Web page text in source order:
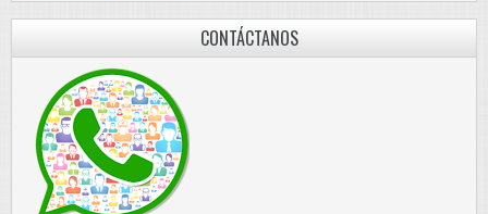
CONTÁCTANOS